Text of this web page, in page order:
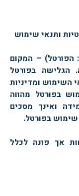
ותנאי שימוש
הפורטל) – המקום
הגלישה בפורטל
השימוש ומדיניות
בפורטל מהווה
ואינך מסכים
בפורטל.
אך פונה לכלל